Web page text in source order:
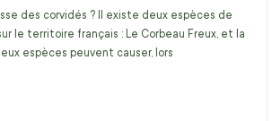
des corvidés ? Il existe deux espèces de
le territoire français : Le Corbeau Freux, et la
espèces peuvent causer, lors